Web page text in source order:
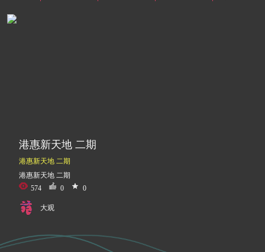
港惠新天地 二期
港惠新天地 二期
港惠新天地 二期
574
0 0
大观